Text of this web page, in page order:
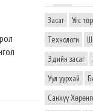
Засаг Улс төр
Технологи
Эдийн засаг
Уул уурхай
Санхүү